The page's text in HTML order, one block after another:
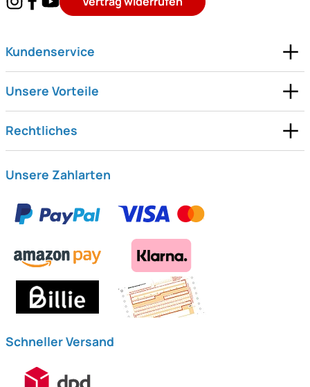
Kundenservice
Unsere Vorteile
Rechtliches
Unsere Zahlarten
Schneller Versand